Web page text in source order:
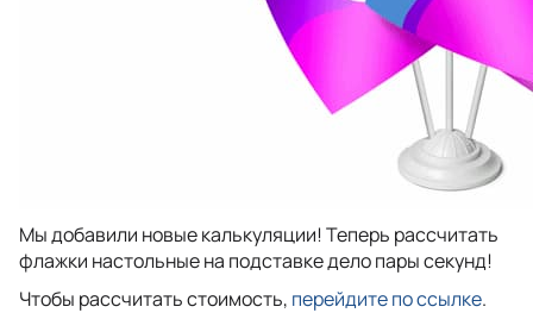
Мы добавили новые калькуляции! Теперь рассчитать
флажки настольные на подставке дело пары секунд!
Чтобы рассчитать стоимость, перейдите по ссылке.